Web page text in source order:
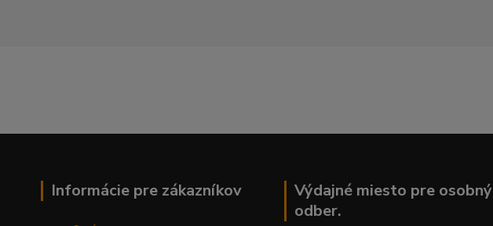
Informácie pre zákazníkov
Výdajné miesto pre osobný
odber.